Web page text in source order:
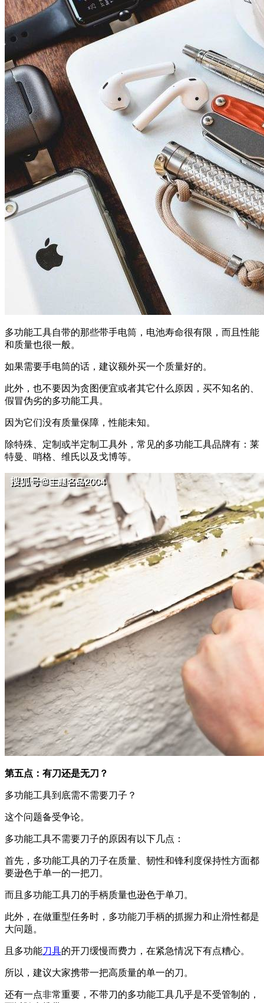
多功能工具自带的那些带手电筒，电池寿命很有限，而且性能
和质量也很一般。
如果需要手电筒的话，建议额外买一个质量好的。
此外，也不要因为贪图便宜或者其它什么原因，买不知名的、
假冒伪劣的多功能工具。
因为它们没有质量保障，性能未知。
除特殊、定制或半定制工具外，常见的多功能工具品牌有：莱
特曼、哨格、维氏以及戈博等。
第五点：有刀还是无刀？
多功能工具到底需不需要刀子？
这个问题备受争论。
多功能工具不需要刀子的原因有以下几点：
首先，多功能工具的刀子在质量、韧性和锋利度保持性方面都
要逊色于单一的一把刀。
而且多功能工具刀的手柄质量也逊色于单刀。
此外，在做重型任务时，多功能刀手柄的抓握力和止滑性都是
大问题。
且多功能刀具的开刀缓慢而费力，在紧急情况下有点糟心。
所以，建议大家携带一把高质量的单一的刀。
还有一点非常重要，不带刀的多功能工具几乎是不受管制的，